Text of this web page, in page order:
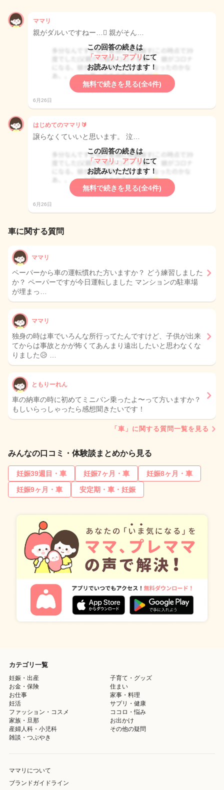
ママリ
親がダルいですねー…🫩 親がそん…
この回答の続きは
「ママリ」アプリ にて
お読みいただけます！
無料で続きを見る(全4件)
6月26日
はじめてのママリ🔰
譲らなくていいと思います。 泣…
この回答の続きは
「ママリ」アプリ にて
お読みいただけます！
無料で続きを見る(全4件)
6月26日
車に関する質問
ママリ
ペーパーから車の運転慣れた方いますか？ どう練習しました
か？ ペーパーですが今日運転しました マンションの駐車場
が埋まっ…
ママリ
独身の時は車でいろんな所行ってたんですけど、子供が出来
てからは事故とかが怖くてあんまり遠出したいと思わなくな
りました😥 …
ともりーれん
車の納車の時に初めてミニバン乗ったよ〜って方いますか？
もしいらっしゃったら感想聞きたいです！
「車」に関する質問一覧を見る
みんなの口コミ・体験談まとめから見る
妊娠39週目・車 妊娠7ヶ月・車
妊娠8ヶ月・車
妊娠9ヶ月・車
安定期・車・妊娠
カテゴリ一覧
妊娠・出産
子育て・グッズ
お金・保険
住まい
お仕事
家事・料理
妊活
サプリ・健康
ファッション・コスメ
ココロ・悩み
家族・旦那
お出かけ
産婦人科・小児科
その他の疑問
雑談・つぶやき
ママリについて
ブランドガイドライン